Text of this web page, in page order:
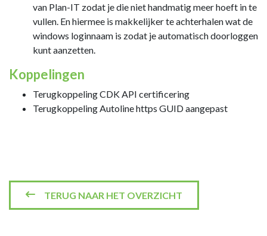
van Plan-IT zodat je die niet handmatig meer hoeft in te
vullen. En hiermee is makkelijker te achterhalen wat de
windows loginnaam is zodat je automatisch doorloggen
kunt aanzetten.
Koppelingen
Terugkoppeling CDK API certificering
Terugkoppeling Autoline https GUID aangepast
TERUG NAAR HET OVERZICHT